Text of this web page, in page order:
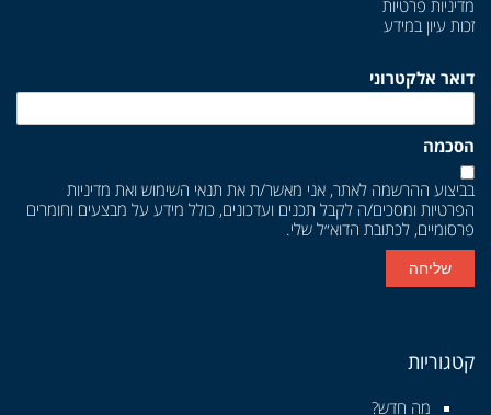
מדיניות פרטיות
זכות עיון במידע
דואר אלקטרוני
הסכמה
בביצוע ההרשמה לאתר, אני מאשר/ת את תנאי השימוש ואת מדיניות
הפרטיות ומסכים/ה לקבל תכנים ועדכונים, כולל מידע על מבצעים וחומרים
פרסומיים, לכתובת הדוא״ל שלי.
שליחה
קטגוריות
מה חדש?